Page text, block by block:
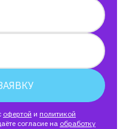
офертой и политикой
согласие на обработку